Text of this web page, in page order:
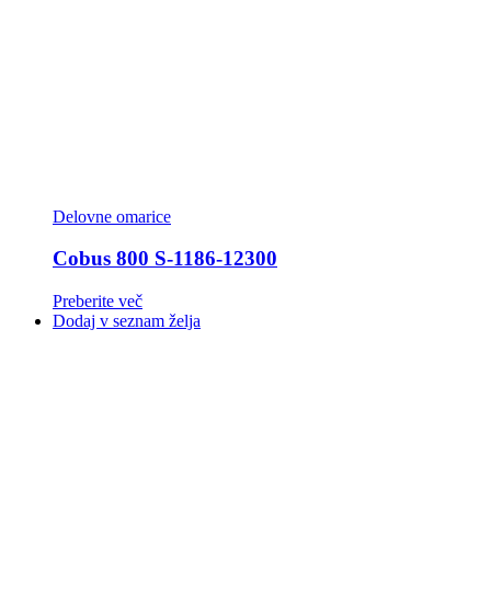
Delovne omarice
Cobus 800 S-1186-12300
Preberite več
Dodaj v seznam želja